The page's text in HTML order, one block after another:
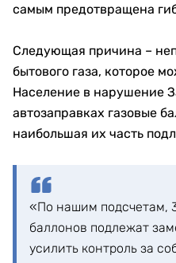
самым предотвращена
Следующая причина –
бытового газа, которое
Население в нарушение
автозаправках газовые
наибольшая их часть
«По нашим подсчетам,
баллонов подлежат
усилить контроль за